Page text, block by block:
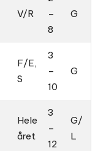
V/R
–
8
G
F/E,
S
3
–
10
G
Hele
året
3
–
12
G/
L